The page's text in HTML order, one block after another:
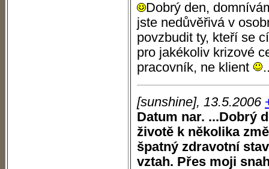
Dobrý den,
jste nedůvěřivá v
povzbudit ty, kteří se
pro jakékoliv krizové
pracovník, ne klient
[sunshine], 13.5.2006
Datum nar. ...Dobrý
životě k několika
špatný zdravotní
vztah. Přes moji